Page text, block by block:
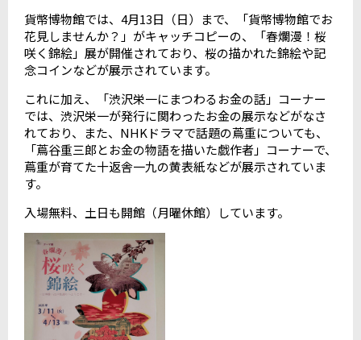
貨幣博物館では、 4月13日（日）まで、「貨幣博物館でお
花見しませんか？」がキャッチコピーの、「春爛漫！桜
咲く錦絵」展が開催されており、桜の描かれた錦絵や記
念コインなどが展示されています。
これに加え、「渋沢栄一にまつわるお金の話」コーナー
では、渋沢栄一が発行に関わったお金の展示などがなさ
れており、また、 NHKドラマで話題の蔦重についても、
「蔦谷重三郎とお金の物語を描いた戯作者」コーナーで、
蔦重が育てた十返舎一九の黄表紙などが展示されていま
す。
入場無料、土日も開館（月曜休館）しています。